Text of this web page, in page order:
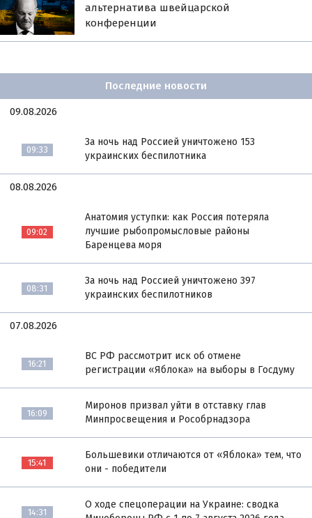
альтернатива швейцарской
конференции
Последние новости
09.08.2026
09:33
За ночь над Россией уничтожено 153
украинских беспилотника
08.08.2026
09:02
Анатомия уступки: как Россия потеряла
лучшие рыбопромысловые районы
Баренцева моря
08:31
За ночь над Россией уничтожено 397
украинских беспилотников
07.08.2026
16:21
ВС РФ рассмотрит иск об отмене
регистрации «Яблока» на выборы в Госдуму
16:09
Миронов призвал уйти в отставку глав
Минпросвещения и Рособрнадзора
15:41
Большевики отличаются от «Яблока» тем, что
они - победители
14:31
О ходе спецоперации на Украине: сводка